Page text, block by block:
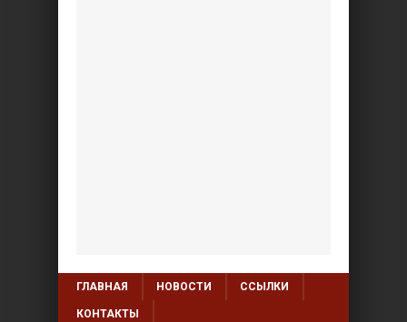
ГЛАВНАЯ НОВОСТИ ССЫЛКИ
КОНТАКТЫ